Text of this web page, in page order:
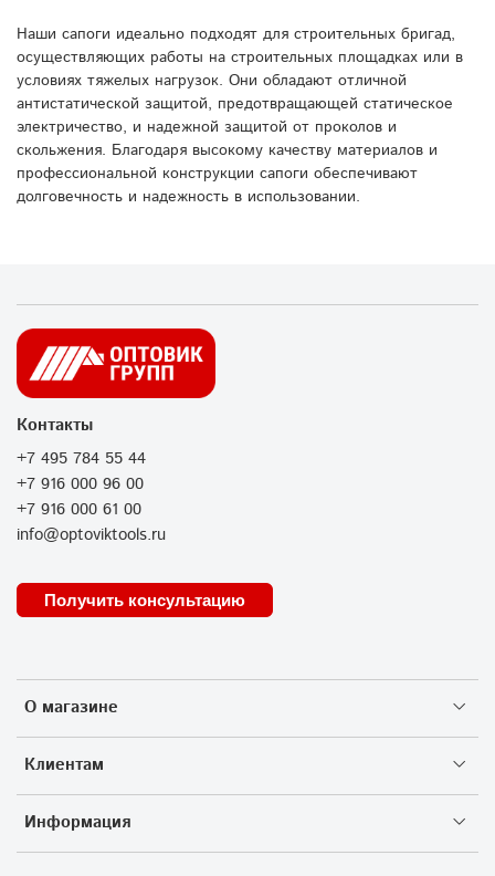
Наши сапоги идеально подходят для строительных бригад,
осуществляющих работы на строительных площадках или в
условиях тяжелых нагрузок. Они обладают отличной
антистатической защитой, предотвращающей статическое
электричество, и надежной защитой от проколов и
скольжения. Благодаря высокому качеству материалов и
профессиональной конструкции сапоги обеспечивают
долговечность и надежность в использовании.
О магазине
Клиентам
Информация
Контакты
+7 495 784 55 44
+7 916 000 96 00
+7 916 000 61 00
info@optoviktools.ru
Получить консультацию